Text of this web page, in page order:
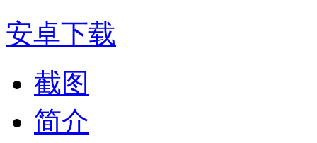
安卓下载
截图
简介